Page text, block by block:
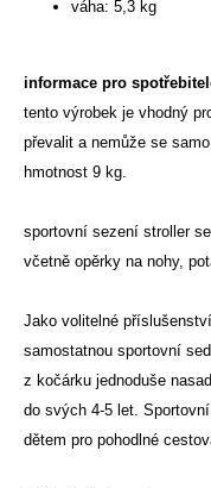
váha: 5,3 kg
informace pro
tento výrobek je vhodný
převalit a nemůže se
hmotnost 9 kg.
sportovní sezení stroller
včetně opěrky na nohy,
Jako volitelné
samostatnou sportovní
z kočárku jednoduše
do svých 4-5 let.
dětem pro pohodlné